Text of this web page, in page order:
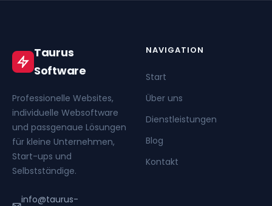
Taurus
Software
Professionelle Websites,
individuelle Websoftware
und passgenaue Lösungen
für kleine Unternehmen,
Start-ups und
Selbstständige.
info@taurus-
NAVIGATION
Start
Über uns
Dienstleistungen
Blog
Kontakt